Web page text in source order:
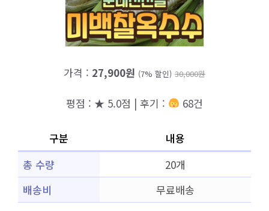
가격 : 27,900원 (7% 할인) 30,000원
평점 : ★ 5.0점 | 후기 : 68건
구분
내용
총 수량
20개
배송비
무료배송